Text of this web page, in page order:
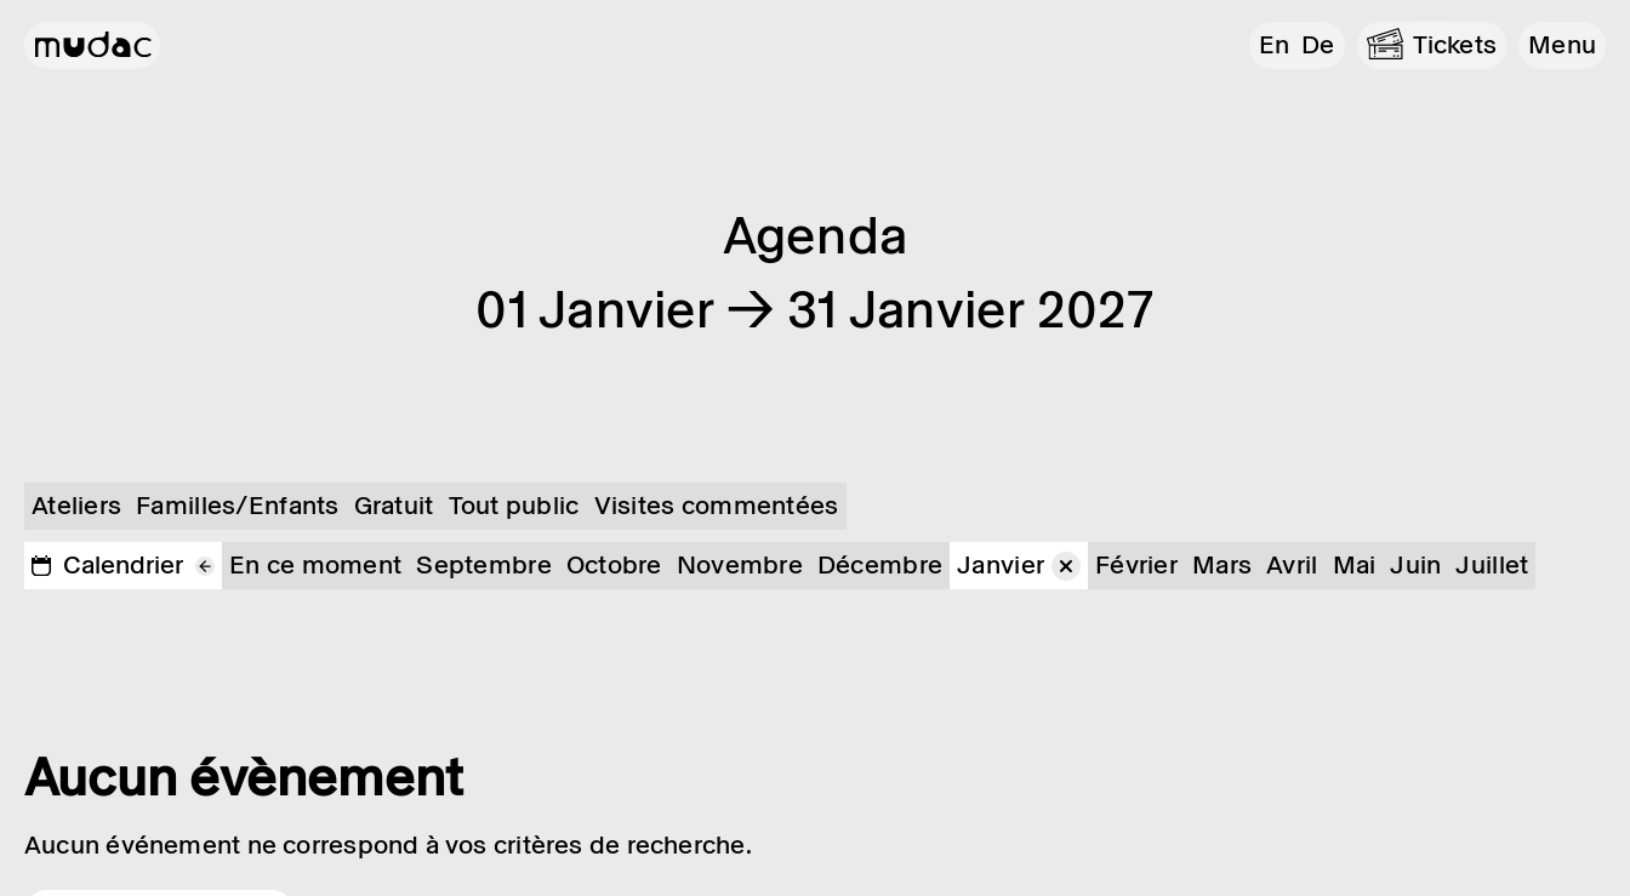
En De Tickets Menu
Agenda
01 Janvier → 31 Janvier 2027
Ateliers Familles/Enfants Gratuit Tout public Visites commentées
Calendrier
En ce moment Septembre Octobre Novembre Décembre Janvier Février Mars Avril Mai Juin Juillet
Aucun évènement
Aucun événement ne correspond à vos critères de recherche.